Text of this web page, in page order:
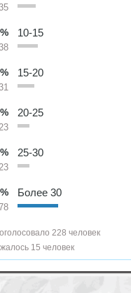
10-15
15-20
20-25
25-30
78
Более 30
228 человек
15 человек